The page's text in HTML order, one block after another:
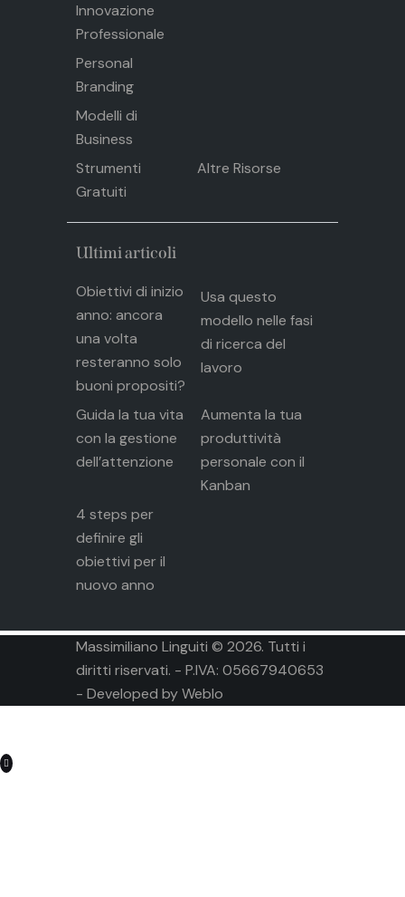
Innovazione
Professionale
Personal
Branding
Modelli di
Business
Strumenti
Gratuiti
Altre Risorse
Ultimi articoli
Obiettivi di inizio
anno: ancora
una volta
resteranno solo
buoni propositi?
Usa questo
modello nelle fasi
di ricerca del
lavoro
Guida la tua vita
con la gestione
dell’attenzione
Aumenta la tua
produttività
personale con il
Kanban
4 steps per
definire gli
obiettivi per il
nuovo anno
Massimiliano Linguiti © 2026. Tutti i
diritti riservati. - P.IVA: 05667940653
- Developed byWeblo